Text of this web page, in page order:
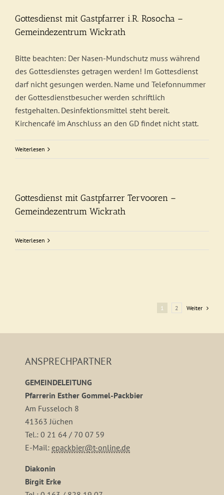
Gottesdienst mit Gastpfarrer i.R. Rosocha –
Gemeindezentrum Wickrath
Bitte beachten: Der Nasen-Mundschutz muss während
des Gottesdienstes getragen werden! Im Gottesdienst
darf nicht gesungen werden. Name und Telefonnummer
der Gottesdienstbesucher werden schriftlich
festgehalten. Desinfektionsmittel steht bereit.
Kirchencafé im Anschluss an den GD findet nicht statt.
Weiterlesen
Gottesdienst mit Gastpfarrer Tervooren –
Gemeindezentrum Wickrath
Weiterlesen
1 2 Weiter
ANSPRECHPARTNER
GEMEINDELEITUNG
Pfarrerin Esther Gommel-Packbier
Am Fusseloch 8
41363 Jüchen
Tel.: 0 21 64 / 70 07 59
E-Mail: epackbier@t-online.de
Diakonin
Birgit Erke